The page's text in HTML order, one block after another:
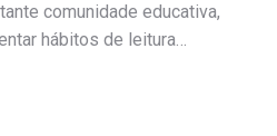
comunidade educativa,
hábitos de leitura…